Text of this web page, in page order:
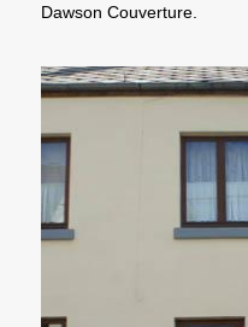
Dawson Couverture.